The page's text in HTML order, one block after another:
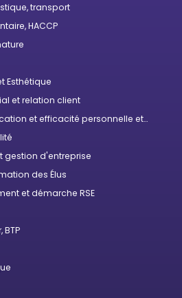
transport
HACCP
Esthétique
et relation client
et efficacité personnelle et
gestion d'entreprise
des Élus
et démarche RSE